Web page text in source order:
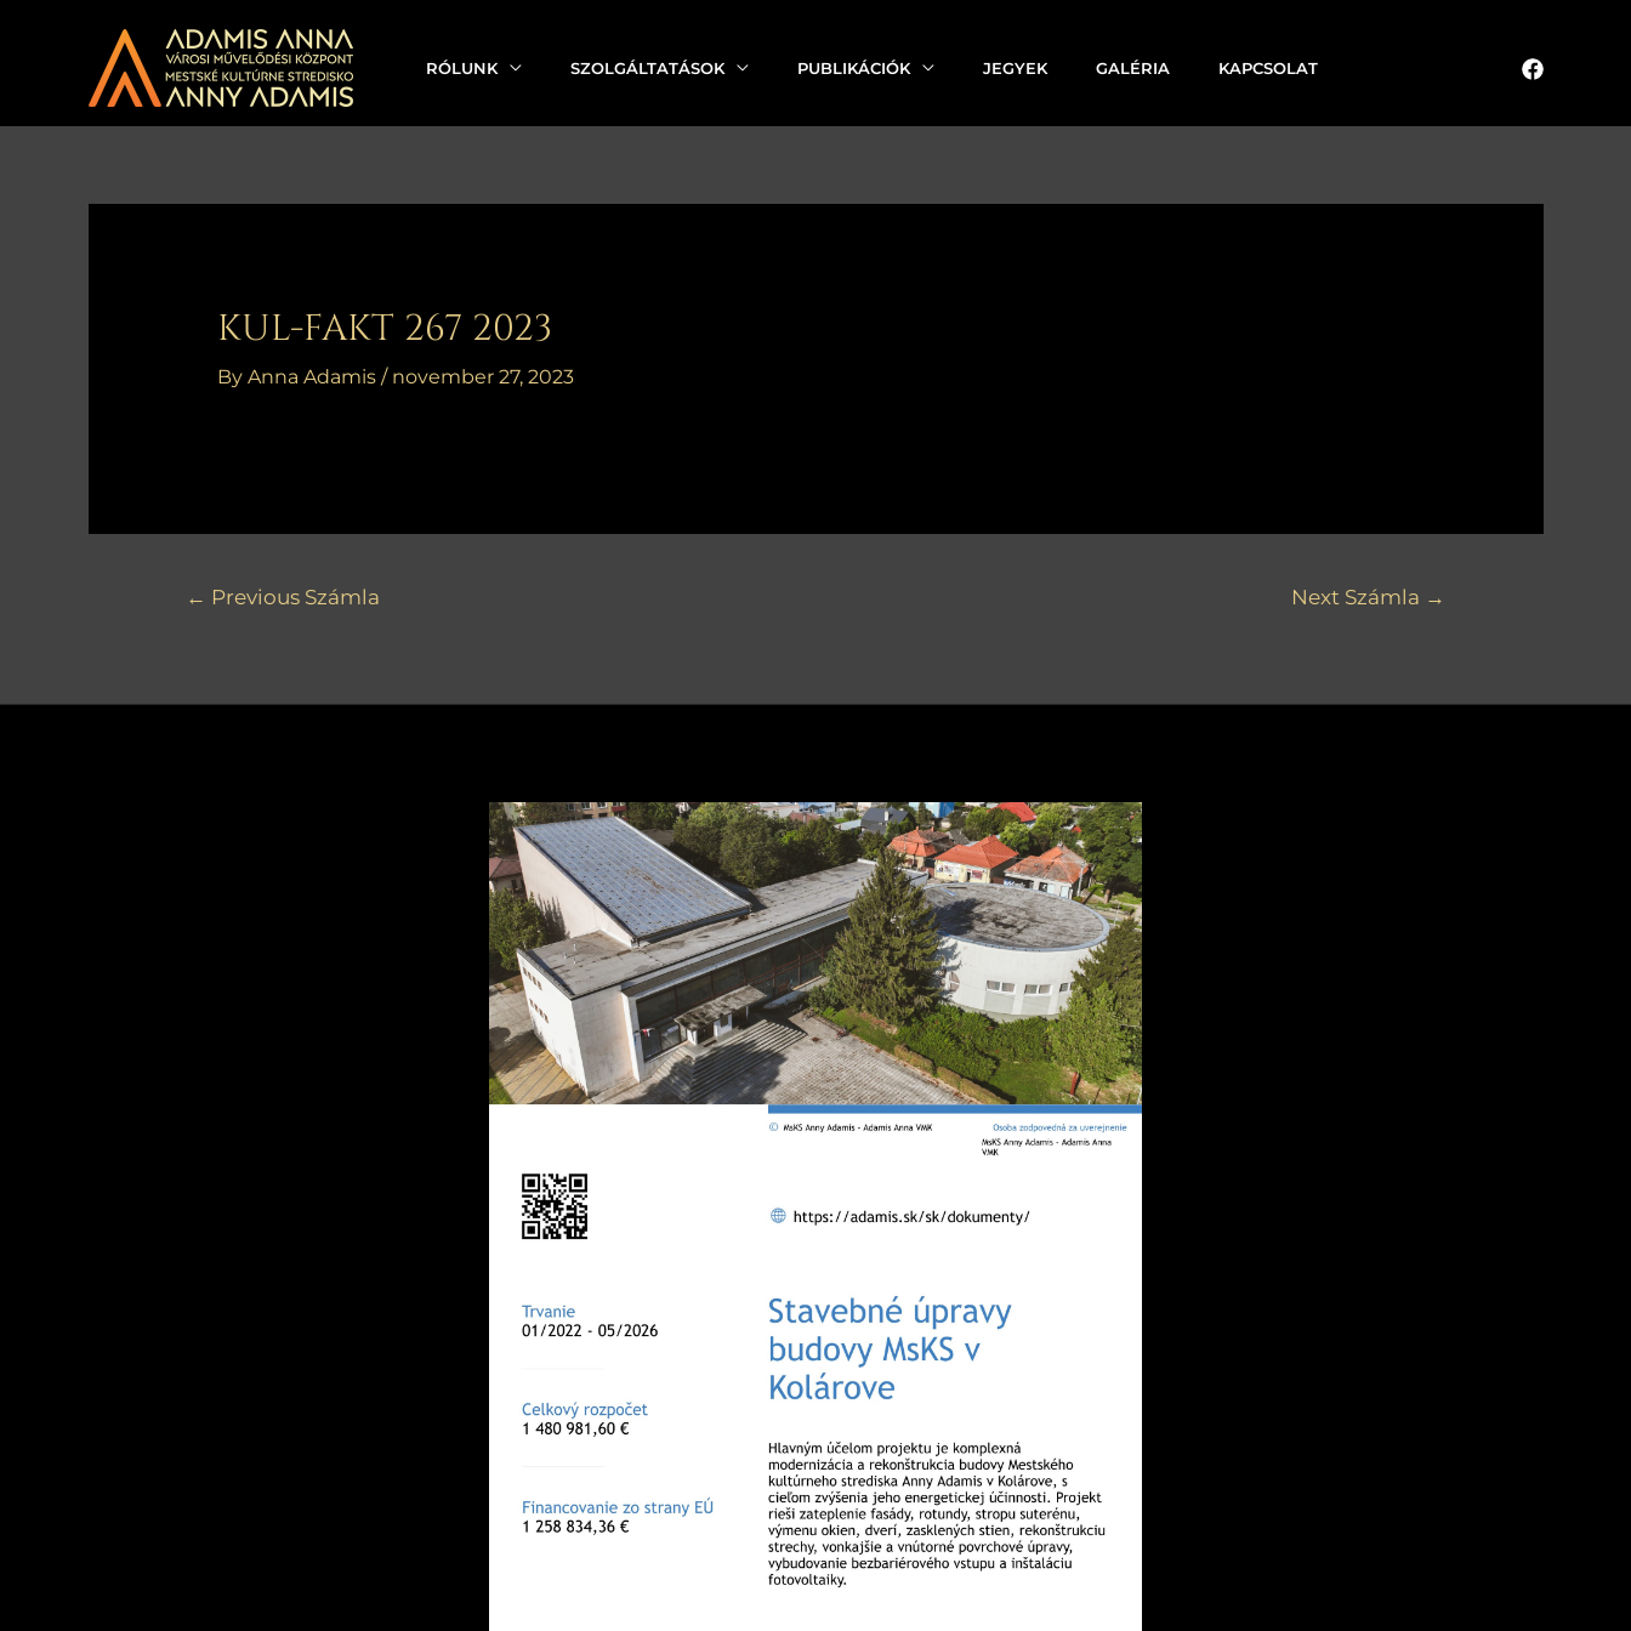
RÓLUNK SZOLGÁLTATÁSOK PUBLIKÁCIÓK JEGYEK GALÉRIA KAPCSOLAT
KUL-FAKT 267 2023
ByAnna Adamis/ november 27, 2023
← Previous Számla Next Számla →